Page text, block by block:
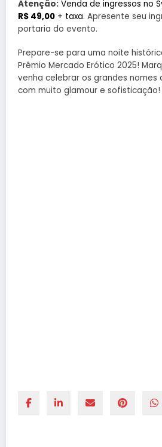
Atenção: Venda de ingressos no
R$ 49,00 + taxa. Apresente seu
portaria do evento.
Prepare-se para uma noite
Prêmio Mercado Erótico 2025!
venha celebrar os grandes
com muito glamour e sofisticação!